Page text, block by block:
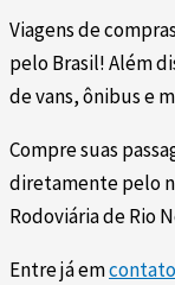
Viagens de
pelo Brasil! Além
de vans, ônibus e
Compre suas
diretamente pelo
Rodoviária de Rio
Entre já emcontato